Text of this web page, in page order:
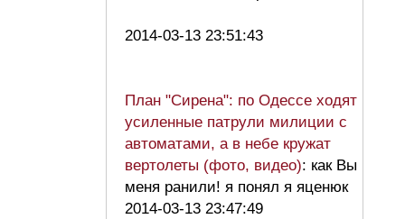
2014-03-13 23:51:43
План "Сирена": по Одессе ходят
усиленные патрули милиции с
автоматами, а в небе кружат
вертолеты (фото, видео): как Вы
меня ранили! я понял я яценюк
2014-03-13 23:47:49